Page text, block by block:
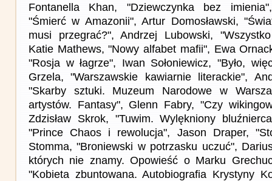
Fontanella Khan, "Dziewczynka bez
"Śmierć w Amazonii", Artur Domosławski,
musi przegrać?", Andrzej Lubowski,
Katie Mathews, "Nowy alfabet mafii", Ewa
"Rosja w łagrze", Iwan Sołoniewicz, "Było,
Grzela, "Warszawskie kawiarnie literackie",
"Skarby sztuki. Muzeum Narodowe w
artystów. Fantasy", Glenn Fabry, "Czy
Zdzisław Skrok, "Tuwim. Wylękniony
"Prince Chaos i rewolucja", Jason Draper,
Stomma, "Broniewski w potrzasku uczuć",
których nie znamy. Opowieść o Marku
"Kobieta zbuntowana. Autobiografia Krystyny